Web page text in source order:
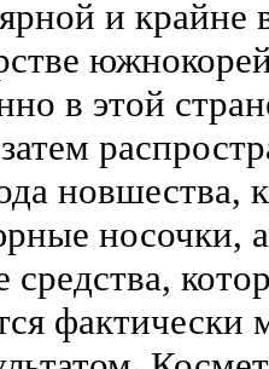
и крайне
в этой
новшества,
носочки,
средства,